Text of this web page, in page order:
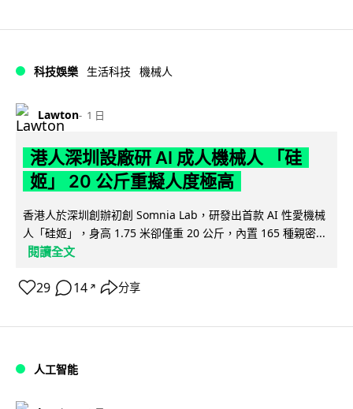
科技娛樂 生活科技 機械人
Lawton 1 日
港人深圳設廠研 AI 成人機械人 「硅
姬」 20 公斤重擬人度極高
香港人於深圳創辦初創 Somnia Lab，研發出首款 AI 性愛機械
人「硅姬」，身高 1.75 米卻僅重 20 公斤，內置 165 種親密...
閱讀全文
29 14 ↗ 分享
人工智能